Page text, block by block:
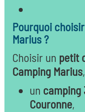
Pourquoi
Marius ?
Choisir un petit
Camping Marius
un camping
Couronne,